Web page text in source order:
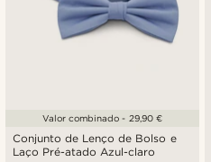
Conjunto de Lenço de Bolso e
Laço Pré-atado Azul-claro
Valor combinado - 29,90 €